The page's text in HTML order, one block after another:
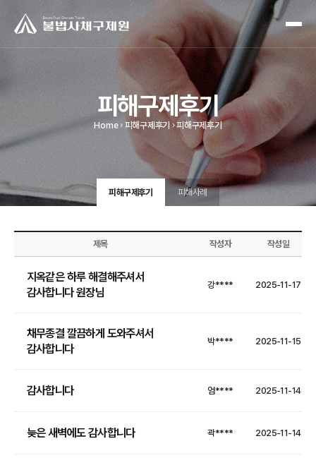
피해구제후기
Home 피해구제후기 피해구제후기
피해구제후기 피해사례
제목 작성자 작성일
지옥같은 하루 해결해주셔서
감사합니다 원장님
강**** 2025-11-17
채무종결 깔끔하게 도와주셔서
감사합니다
박**** 2025-11-15
감사합니다 엄**** 2025-11-14
늦은 새벽에도 감사합니다 곽**** 2025-11-14